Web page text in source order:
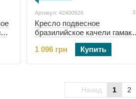
Артикул: 42400926 3
Кресло подвесное
бразилийское качели гамак
Bonro B-092-2 серый 120 кг +
подушка (42400926)
1 096 грн Купить
Назад 1 2